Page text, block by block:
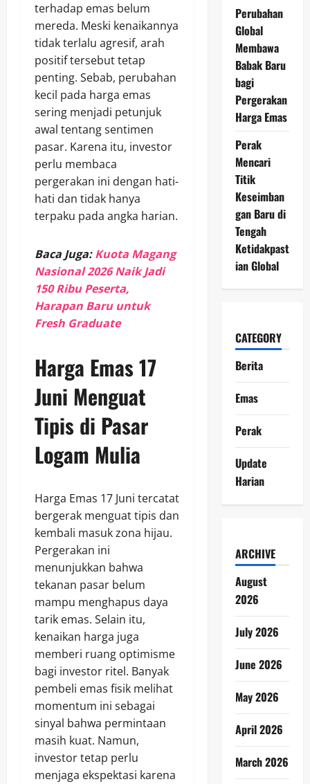
terhadap emas belum
mereda. Meski kenaikannya
tidak terlalu agresif, arah
positif tersebut tetap
penting. Sebab, perubahan
kecil pada harga emas
sering menjadi petunjuk
awal tentang sentimen
pasar. Karena itu, investor
perlu membaca
pergerakan ini dengan hati-
hati dan tidak hanya
terpaku pada angka harian.
Baca Juga:Kuota Magang
Nasional 2026 Naik Jadi
150 Ribu Peserta,
Harapan Baru untuk
Fresh Graduate
Harga Emas 17
Juni Menguat
Tipis di Pasar
Logam Mulia
Harga Emas 17 Juni tercatat
bergerak menguat tipis dan
kembali masuk zona hijau.
Pergerakan ini
menunjukkan bahwa
tekanan pasar belum
mampu menghapus daya
tarik emas. Selain itu,
kenaikan harga juga
memberi ruang optimisme
bagi investor ritel. Banyak
pembeli emas fisik melihat
momentum ini sebagai
sinyal bahwa permintaan
masih kuat. Namun,
investor tetap perlu
menjaga ekspektasi karena
Perubahan
Global
Membawa
Babak Baru
bagi
Pergerakan
Harga Emas
Perak
Mencari
Titik
Keseimban
gan Baru di
Tengah
Ketidakpast
ian Global
CATEGORY
Berita
Emas
Perak
Update
Harian
ARCHIVE
August
2026
July 2026
June 2026
May 2026
April 2026
March 2026